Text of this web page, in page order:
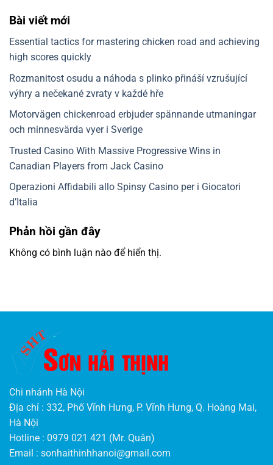
Bài viết mới
Essential tactics for mastering chicken road and achieving
high scores quickly
Rozmanitost osudu a náhoda s plinko přináší vzrušující
výhry a nečekané zvraty v každé hře
Motorvägen chickenroad erbjuder spännande utmaningar
och minnesvärda vyer i Sverige
Trusted Casino With Massive Progressive Wins in
Canadian Players from Jack Casino
Operazioni Affidabili allo Spinsy Casino per i Giocatori
d’Italia
Phản hồi gần đây
Không có bình luận nào để hiển thị.
Chi nhánh Hà Nội
Địa chỉ : 332, Phố Vĩnh Hưng, P. Vĩnh Hưng, Q. Hoàng Mai,
Hà Nội
Hotline : 0979 021 421 (Mr. Quân)
Email : sonhaithinhhanoi@gmail.com